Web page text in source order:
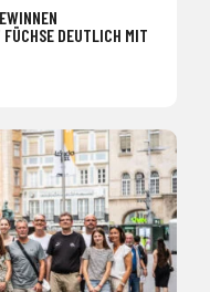
DEUTLICH MIT